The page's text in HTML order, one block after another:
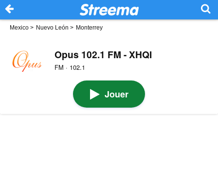
Mexico > Nuevo León > Monterrey
Opus 102.1 FM - XHQI
FM · 102.1
Jouer